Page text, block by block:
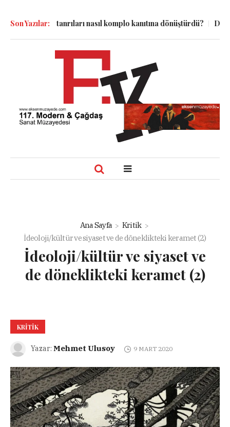
Son Yazılar:
tanrıları nasıl komplo kanıtına dönüştürdü? Dünyadaki
Ana Sayfa
Kritik
İdeoloji/kültür ve siyaset ve de döneklikteki keramet (2)
İdeoloji/kültür ve siyaset ve
de döneklikteki keramet (2)
KRITIK
Yazar: Mehmet Ulusoy 9 MART 2020